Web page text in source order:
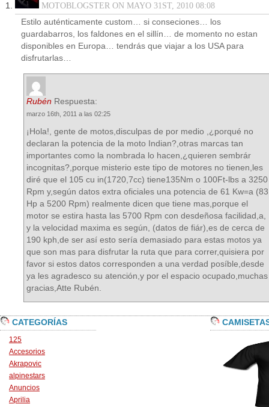
MOTOBLOGSTER ON MAYO 31ST, 2010 08:08
Estilo auténticamente custom… si conseciones… los
guardabarros, los faldones en el sillín… de momento no estan
disponibles en Europa… tendrás que viajar a los USA para
disfrutarlas…
Rubén Respuesta:
marzo 16th, 2011 a las 02:25
¡Hola!, gente de motos,disculpas de por medio ,¿porqué no
declaran la potencia de la moto Indian?,otras marcas tan
importantes como la nombrada lo hacen,¿quieren sembrár
incognitas?,porque misterio este tipo de motores no tienen,les
diré que el 105 cu in(1720,7cc) tiene135Nm o 100Ft-lbs a 3250
Rpm y,según datos extra oficiales una potencia de 61 Kw=a (83
Hp a 5200 Rpm) realmente dicen que tiene mas,porque el
motor se estira hasta las 5700 Rpm con desdeñosa facilidad,a,
y la velocidad maxima es según, (datos de fiár),es de cerca de
190 kph,de ser así esto sería demasiado para estas motos ya
que son mas para disfrutar la ruta que para correr,quisiera por
favor si estos datos corresponden a una verdad posíble,desde
ya les agradesco su atención,y por el espacio ocupado,muchas
gracias,Atte Rubén.
CATEGORÍAS
125
Accesorios
Akrapovic
alpinestars
Anuncios
Aprilia